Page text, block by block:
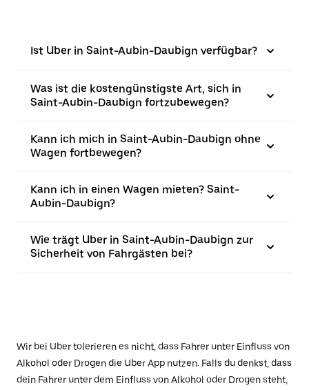
Ist Uber in Saint-Aubin-Daubign verfügbar?
Was ist die kostengünstigste Art, sich in
Saint-Aubin-Daubign fortzubewegen?
Kann ich mich in Saint-Aubin-Daubign ohne
Wagen fortbewegen?
Kann ich in einen Wagen mieten? Saint-
Aubin-Daubign?
Wie trägt Uber in Saint-Aubin-Daubign zur
Sicherheit von Fahrgästen bei?
Wir bei Uber tolerieren es nicht, dass Fahrer unter Einfluss von
Alkohol oder Drogen die Uber App nutzen. Falls du denkst, dass
dein Fahrer unter dem Einfluss von Alkohol oder Drogen steht,